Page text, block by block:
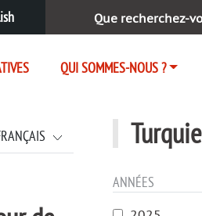
QUI SOMMES-NOUS ?
Rechercher :
Turquie
ANNÉES